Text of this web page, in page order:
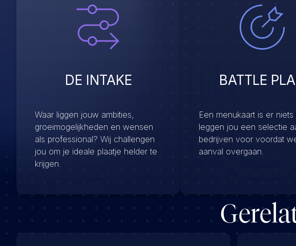
DE INTAKE
Waar liggen jouw ambities,
groeimogelijkheden en wensen
als professional? Wij challengen
jou om je ideale plaatje helder te
krijgen.
BATTLE
Een menukaart is er niets
leggen jou een selectie
bedrijven voor voordat
aanval overgaan.